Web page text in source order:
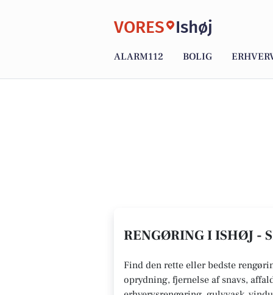
VORES Ishøj
ALARM112 BOLIG
RENGØRING I ISHØJ -
Find den rette eller bedste
oprydning, fjernelse af snavs,